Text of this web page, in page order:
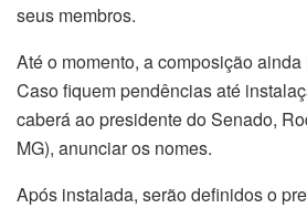
seus membros.
Até o momento, a composição
Caso fiquem pendências até
caberá ao presidente do Senado,
MG), anunciar os nomes.
Após instalada, serão definidos o